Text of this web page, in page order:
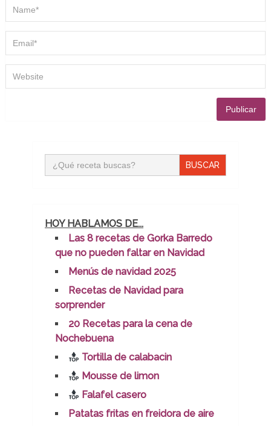
Buscar:
HOY HABLAMOS DE...
Las 8 recetas de Gorka Barredo
que no pueden faltar en Navidad
Menús de navidad 2025
Recetas de Navidad para
sorprender
20 Recetas para la cena de
Nochebuena
Tortilla de calabacin
Mousse de limon
Falafel casero
Patatas fritas en freidora de aire